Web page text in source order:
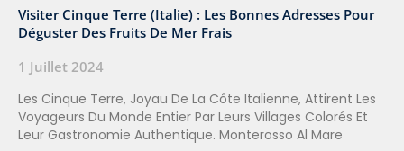
Visiter Cinque Terre (Italie) : Les Bonnes Adresses Pour
Déguster Des Fruits De Mer Frais
1 Juillet 2024
Les Cinque Terre, Joyau De La Côte Italienne, Attirent Les
Voyageurs Du Monde Entier Par Leurs Villages Colorés Et
Leur Gastronomie Authentique. Monterosso Al Mare